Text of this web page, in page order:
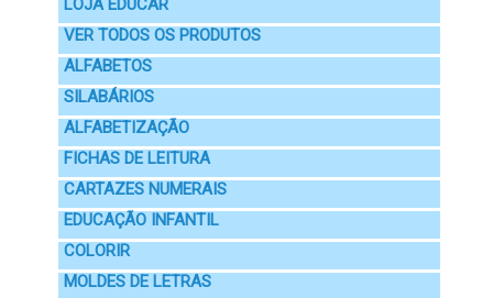
LOJA EDUCAR
VER TODOS OS PRODUTOS
ALFABETOS
SILABÁRIOS
ALFABETIZAÇÃO
FICHAS DE LEITURA
CARTAZES NUMERAIS
EDUCAÇÃO INFANTIL
COLORIR
MOLDES DE LETRAS